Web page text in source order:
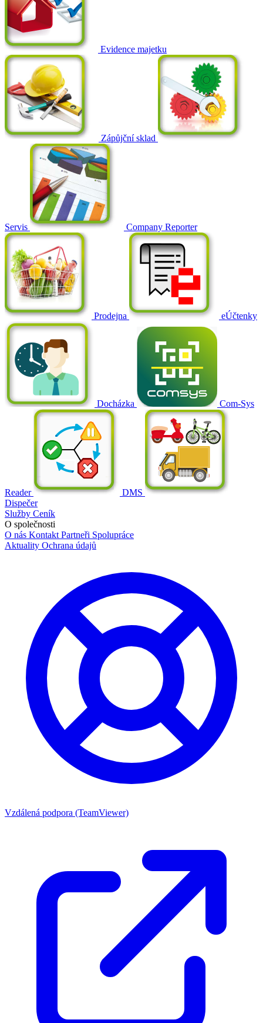
Evidence majetku
Zápůjční sklad
Servis Company Reporter
Prodejna eÚčtenky
Docházka Com-Sys
Reader
DMS
Dispečer
Služby Ceník
O společnosti
O nás Kontakt Partneři Spolupráce
Aktuality Ochrana údajů
Vzdálená podpora (TeamViewer)